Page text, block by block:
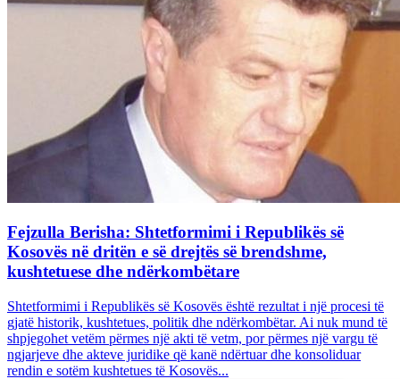
Fejzulla Berisha: Shtetformimi i Republikës së
Kosovës në dritën e së drejtës së brendshme,
kushtetuese dhe ndërkombëtare
Shtetformimi i Republikës së Kosovës është rezultat i një procesi të
gjatë historik, kushtetues, politik dhe ndërkombëtar. Ai nuk mund të
shpjegohet vetëm përmes një akti të vetm, por përmes një vargu të
ngjarjeve dhe akteve juridike që kanë ndërtuar dhe konsoliduar
rendin e sotëm kushtetues të Kosovës...